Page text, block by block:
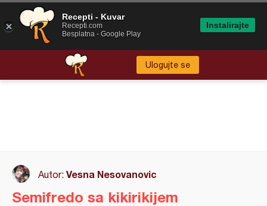
Ulogujte se
Autor: Vesna Nesovanovic
Semifredo sa kikirikijem
Recepti - Kuvar
Recepti.com
Besplatna - Google Play
Instalirajte